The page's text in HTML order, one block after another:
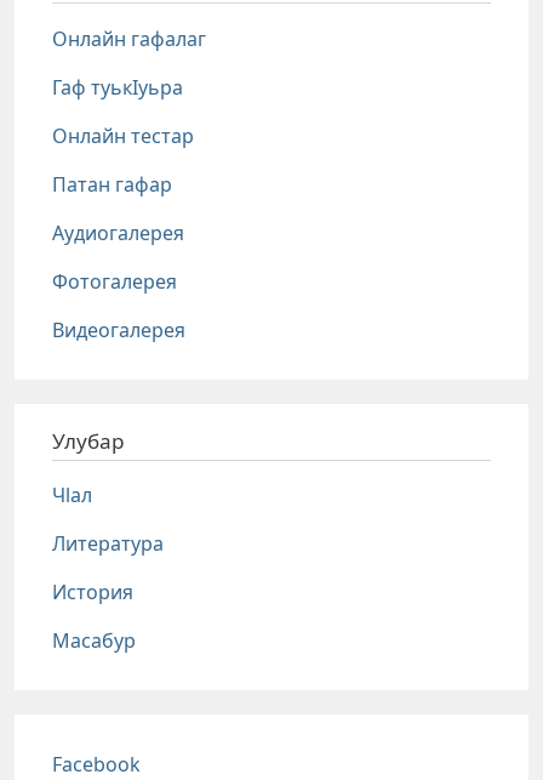
Онлайн гафалаг
Гаф туькIуьра
Онлайн тестар
Патан гафар
Аудиогалерея
Фотогалерея
Видеогалерея
Улубар
Чlал
Литература
История
Масабур
Соц сети
Facebook